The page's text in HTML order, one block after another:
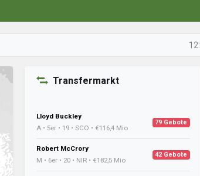
12:49
Transfermarkt
Lloyd Buckley
A • 5er • 19 • SCO • €116,4 Mio
79 Gebote
Robert McCrory
M • 6er • 20 • NIR • €182,5 Mio
42 Gebote